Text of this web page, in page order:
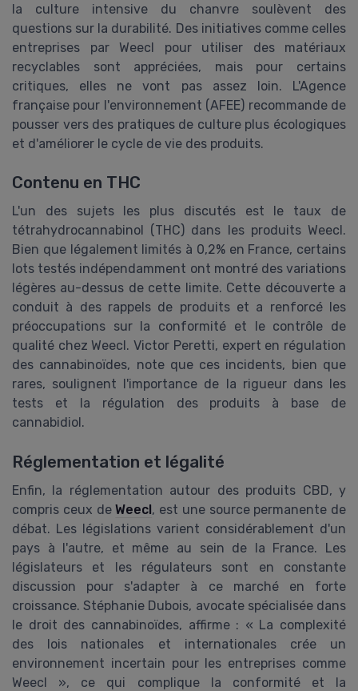
la culture intensive du chanvre soulèvent des
questions sur la durabilité. Des initiatives comme celles
entreprises par Weecl pour utiliser des matériaux
recyclables sont appréciées, mais pour certains
critiques, elles ne vont pas assez loin. L'Agence
française pour l'environnement (AFEE) recommande de
pousser vers des pratiques de culture plus écologiques
et d'améliorer le cycle de vie des produits.
Contenu en THC
L'un des sujets les plus discutés est le taux de
tétrahydrocannabinol (THC) dans les produits Weecl.
Bien que légalement limités à 0,2% en France, certains
lots testés indépendamment ont montré des variations
légères au-dessus de cette limite. Cette découverte a
conduit à des rappels de produits et a renforcé les
préoccupations sur la conformité et le contrôle de
qualité chez Weecl. Victor Peretti, expert en régulation
des cannabinoïdes, note que ces incidents, bien que
rares, soulignent l'importance de la rigueur dans les
tests et la régulation des produits à base de
cannabidiol.
Réglementation et légalité
Enfin, la réglementation autour des produits CBD, y
compris ceux deWeecl, est une source permanente de
débat. Les législations varient considérablement d'un
pays à l'autre, et même au sein de la France. Les
législateurs et les régulateurs sont en constante
discussion pour s'adapter à ce marché en forte
croissance. Stéphanie Dubois, avocate spécialisée dans
le droit des cannabinoïdes, affirme : « La complexité
des lois nationales et internationales crée un
environnement incertain pour les entreprises comme
Weecl », ce qui complique la conformité et la